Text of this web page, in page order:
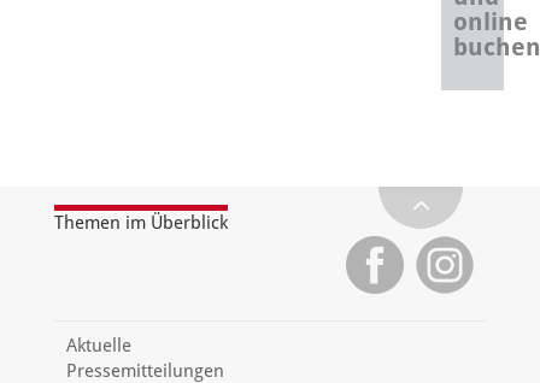
online
buchen
Themen im Überblick
Aktuelle
Pressemitteilungen